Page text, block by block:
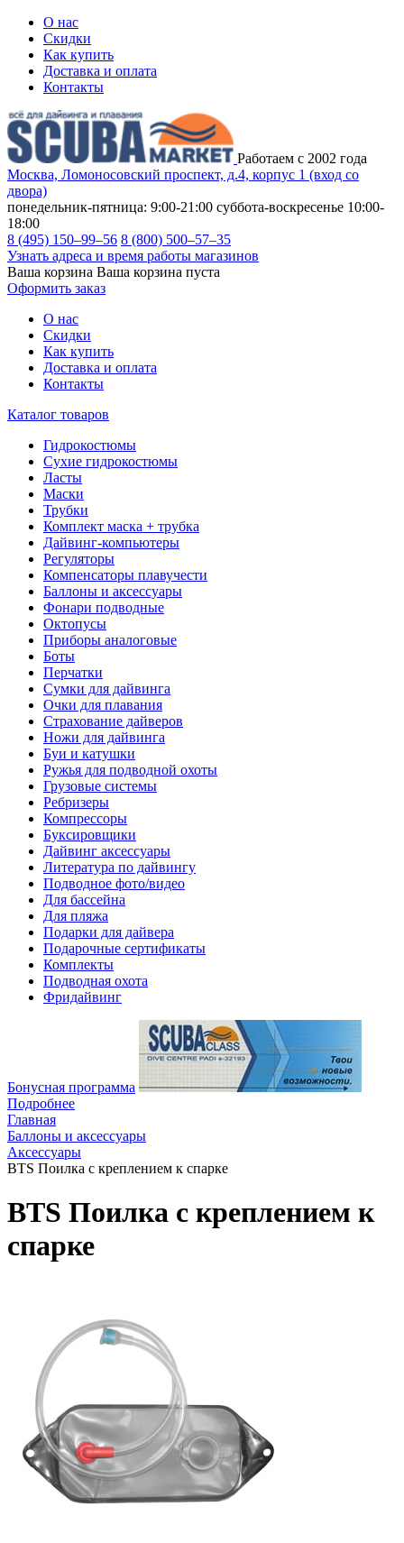
О нас
Скидки
Как купить
Доставка и оплата
Контакты
Работаем с 2002 года
Москва, Ломоносовский проспект, д.4, корпус 1 (вход со
двора)
понедельник-пятница: 9:00-21:00 суббота-воскресенье 10:00-
18:00
8 (495) 150–99–56 8 (800) 500–57–35
Узнать адреса и время работы магазинов
Ваша корзина Ваша корзина пуста
Оформить заказ
О нас
Скидки
Как купить
Доставка и оплата
Контакты
Каталог товаров
Гидрокостюмы
Сухие гидрокостюмы
Ласты
Маски
Трубки
Комплект маска + трубка
Дайвинг-компьютеры
Регуляторы
Компенсаторы плавучести
Баллоны и аксессуары
Фонари подводные
Октопусы
Приборы аналоговые
Боты
Перчатки
Сумки для дайвинга
Очки для плавания
Страхование дайверов
Ножи для дайвинга
Буи и катушки
Ружья для подводной охоты
Грузовые системы
Ребризеры
Компрессоры
Буксировщики
Дайвинг аксессуары
Литература по дайвингу
Подводное фото/видео
Для бассейна
Для пляжа
Подарки для дайвера
Подарочные сертификаты
Комплекты
Подводная охота
Фридайвинг
Бонусная программа
Подробнее
Главная
Баллоны и аксессуары
Аксессуары
BTS Поилка с креплением к спарке
BTS Поилка с креплением к
спарке